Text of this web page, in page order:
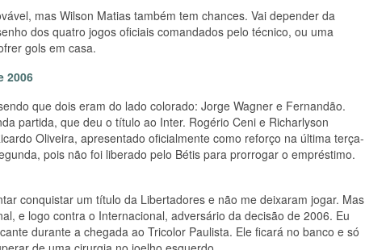
mas Wilson Matias também tem chances. Vai depender da
dos quatro jogos oficiais comandados pelo técnico, ou uma
gols em casa.
2006
que dois eram do lado colorado: Jorge Wagner e Fernandão.
partida, que deu o título ao Inter. Rogério Ceni e Richarlyson
Oliveira, apresentado oficialmente como reforço na última terça-
pois não foi liberado pelo Bétis para prorrogar o empréstimo.
conquistar um título da Libertadores e não me deixaram jogar. Mas
e logo contra o Internacional, adversário da decisão de 2006. Eu
durante a chegada ao Tricolor Paulista. Ele ficará no banco e só